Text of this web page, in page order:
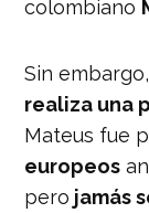
colombiano
Sin
realiza una
Mateus fue
europeos
pero jamás